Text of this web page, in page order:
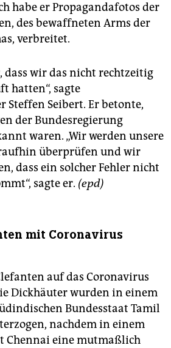
habe er Propagandafotos der
des bewaffneten Arms der
verbreitet.
dass wir das nicht rechtzeitig
hatten“, sagte
Steffen Seibert. Er betonte,
der Bundesregierung
waren. „Wir werden unsere
überprüfen und wir
dass ein solcher Fehler nicht
sagte er. (epd)
mit Coronavirus
auf das Coronavirus
Dickhäuter wurden in einem
Bundesstaat Tamil
nachdem in einem
Chennai eine mutmaßlich